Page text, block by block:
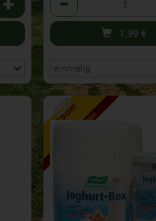
1,99 €
Aktion!
bis zum 8.8.2026